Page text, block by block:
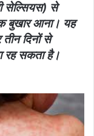
सेल्सियस) से
बुखार आना। यह
तीन दिनों से
रह सकता है।